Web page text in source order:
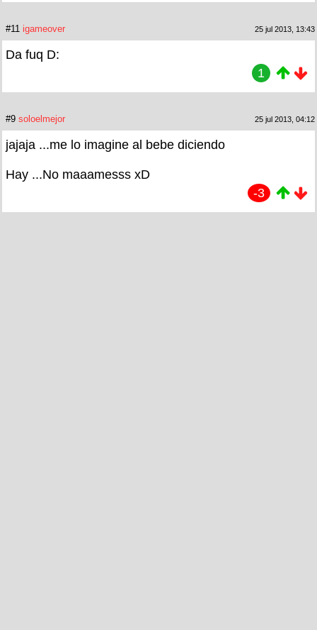
#11 igameover 25 jul 2013, 13:43
Da fuq D:
1
#9 soloelmejor 25 jul 2013, 04:12
jajaja ...me lo imagine al bebe diciendo
Hay ...No maaamesss xD
-3